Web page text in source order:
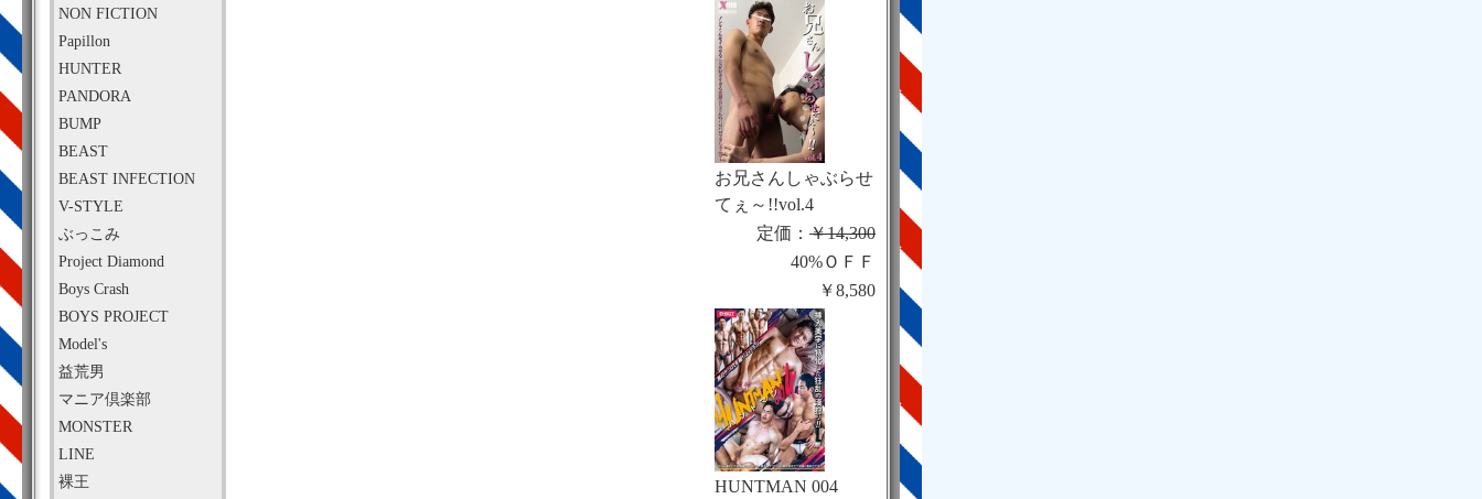
NON FICTION
Papillon
HUNTER
PANDORA
BUMP
BEAST
BEAST INFECTION
V-STYLE
ぶっこみ
Project Diamond
Boys Crash
BOYS PROJECT
Model's
益荒男
マニア倶楽部
MONSTER
LINE
裸王
お兄さんしゃぶらせ
てぇ～!!vol.4
定価： ￥14,300
40%ＯＦＦ
￥8,580
HUNTMAN 004